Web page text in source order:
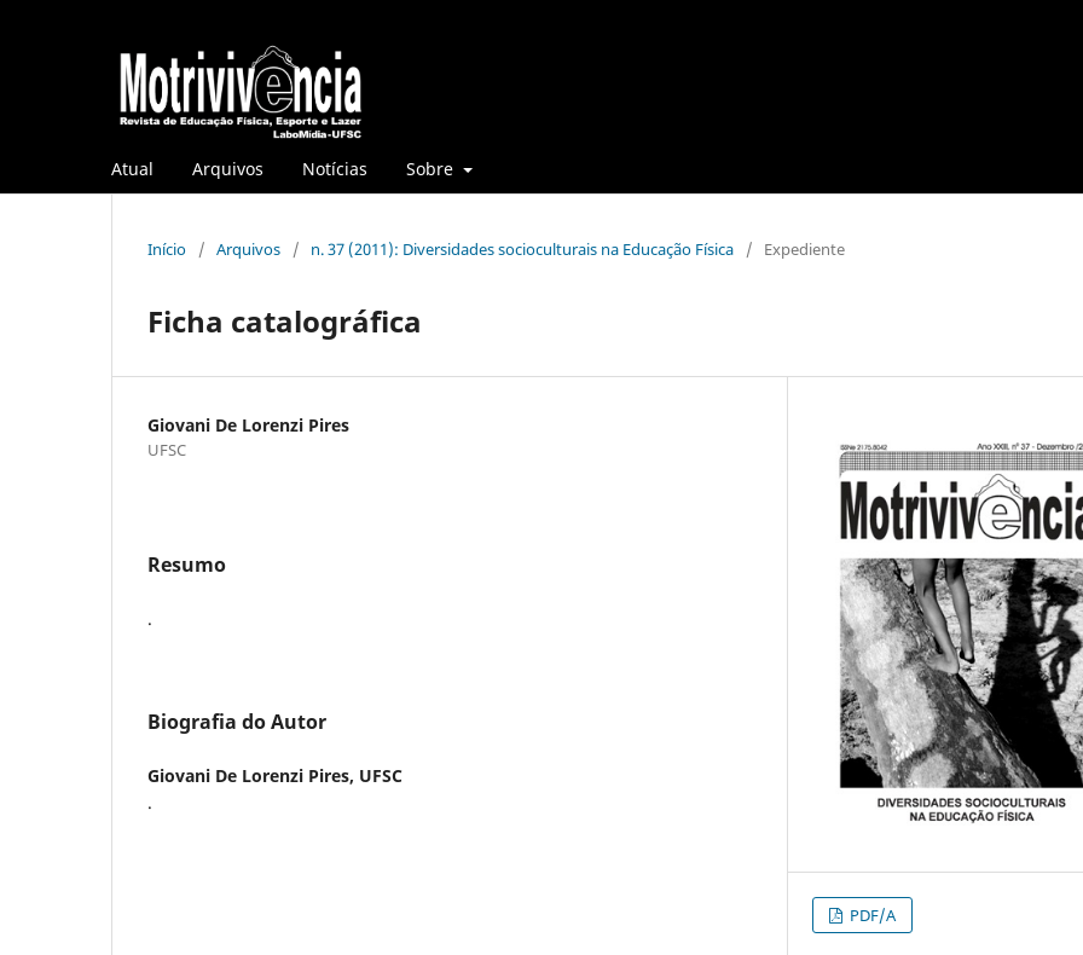
Atual Arquivos Notícias Sobre
Início / Arquivos / n. 37 (2011): Diversidades socioculturais na Educação Física / Expediente
Ficha catalográfica
Giovani De Lorenzi Pires
UFSC
Resumo
.
Biografia do Autor
Giovani De Lorenzi Pires, UFSC
.
PDF/A